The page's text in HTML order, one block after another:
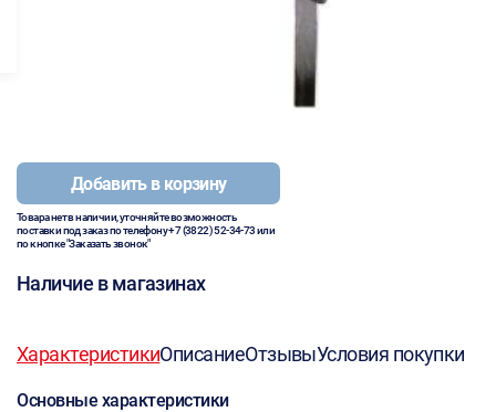
Добавить в корзину
Товара нет в наличии, уточняйте возможность
поставки под заказ по телефону+7 (3822) 52-34-73или
по кнопке "Заказать звонок"
Наличие в магазинах
ХарактеристикиОписаниеОтзывыУсловия покупки
Основные характеристики